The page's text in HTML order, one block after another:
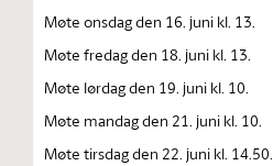
Møte onsdag den 16. juni kl. 13.
Møte fredag den 18. juni kl. 13.
Møte lørdag den 19. juni kl. 10.
Møte mandag den 21. juni kl. 10.
Møte tirsdag den 22. juni kl. 14.50.